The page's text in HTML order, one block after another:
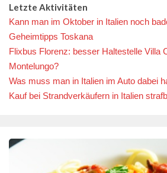
Letzte Aktivitäten
Kann man im Oktober in Italien noch
Geheimtipps Toskana
Flixbus Florenz: besser Haltestelle Villa
Montelungo?
Was muss man in Italien im Auto dabei
Kauf bei Strandverkäufern in Italien